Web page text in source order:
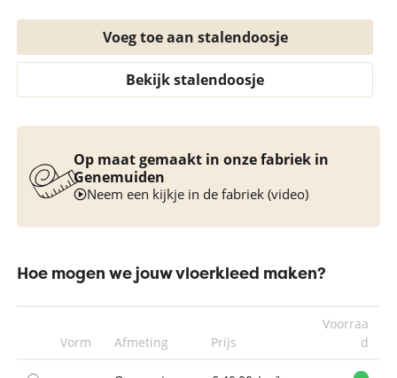
Voeg toe aan stalendoosje
Bekijk stalendoosje
Op maat gemaakt in onze fabriek in
Genemuiden
Neem een kijkje in de fabriek (video)
Hoe mogen we jouw vloerkleed maken?
Vorm Afmeting Prijs
Voorraa
d